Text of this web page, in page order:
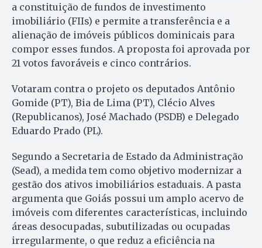
a constituição de fundos de investimento
imobiliário (FIIs) e permite a transferência e a
alienação de imóveis públicos dominicais para
compor esses fundos. A proposta foi aprovada por
21 votos favoráveis e cinco contrários.
Votaram contra o projeto os deputados Antônio
Gomide (PT), Bia de Lima (PT), Clécio Alves
(Republicanos), José Machado (PSDB) e Delegado
Eduardo Prado (PL).
Segundo a Secretaria de Estado da Administração
(Sead), a medida tem como objetivo modernizar a
gestão dos ativos imobiliários estaduais. A pasta
argumenta que Goiás possui um amplo acervo de
imóveis com diferentes características, incluindo
áreas desocupadas, subutilizadas ou ocupadas
irregularmente, o que reduz a eficiência na